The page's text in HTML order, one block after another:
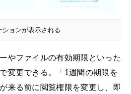
ョンが表示される
やファイルの有効期限といった
変更できる。「1週間の期限を
来る前に閲覧権限を変更し、即